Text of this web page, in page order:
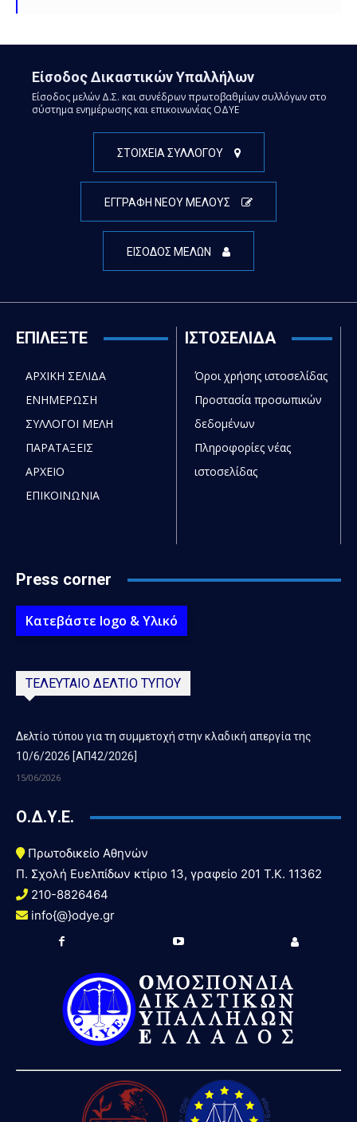
Είσοδος Δικαστικών Υπαλλήλων
Είσοδος μελών Δ.Σ. και συνέδρων πρωτοβαθμίων συλλόγων στο
σύστημα ενημέρωσης και επικοινωνίας ΟΔΥΕ
ΣΤΟΙΧΕΙΑ ΣΥΛΛΟΓΟΥ
ΕΓΓΡΑΦΗ ΝΕΟΥ ΜΕΛΟΥΣ
ΕΙΣΟΔΟΣ ΜΕΛΩΝ
ΕΠΙΛΕΞΤΕ
ΑΡΧΙΚΗ ΣΕΛΙΔΑ
ΕΝΗΜΕΡΩΣΗ
ΣΥΛΛΟΓΟΙ ΜΕΛΗ
ΠΑΡΑΤΑΞΕΙΣ
ΑΡΧΕΙΟ
ΕΠΙΚΟΙΝΩΝΙΑ
ΙΣΤΟΣΕΛΙΔΑ
Όροι χρήσης ιστοσελίδας
Προστασία προσωπικών
δεδομένων
Πληροφορίες νέας
ιστοσελίδας
Press corner
Κατεβάστε logo & Υλικό
ΤΕΛΕΥΤΑΙΟ ΔΕΛΤΙΟ ΤΥΠΟΥ
Δελτίο τύπου για τη συμμετοχή στην κλαδική απεργία της
10/6/2026 [ΑΠ42/2026]
15/06/2026
Ο.Δ.Υ.Ε.
Πρωτοδικείο Αθηνών
Π. Σχολή Ευελπίδων κτίριο 13, γραφείο 201 T.K. 11362
210-8826464
info{@}odye.gr